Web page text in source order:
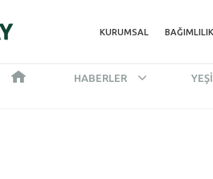
KURUMSAL BAĞIMLILIK
HABERLER